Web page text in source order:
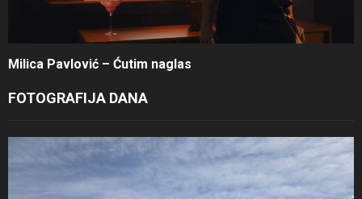
Milica Pavlović – Ćutim naglas
FOTOGRAFIJA DANA